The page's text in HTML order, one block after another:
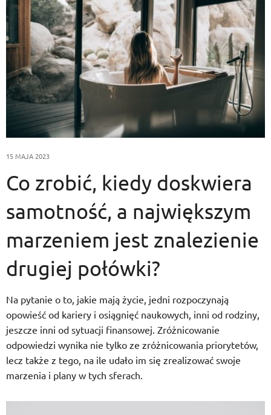
15 MAJA 2023
Co zrobić, kiedy doskwiera
samotność, a największym
marzeniem jest znalezienie
drugiej połówki?
Na pytanie o to, jakie mają życie, jedni rozpoczynają
opowieść od kariery i osiągnięć naukowych, inni od rodziny,
jeszcze inni od sytuacji finansowej. Zróżnicowanie
odpowiedzi wynika nie tylko ze zróżnicowania priorytetów,
lecz także z tego, na ile udało im się zrealizować swoje
marzenia i plany w tych sferach.